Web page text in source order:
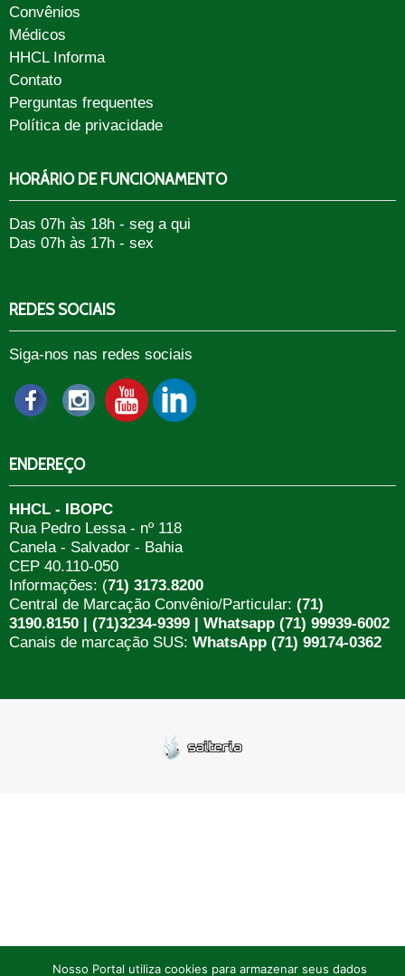
Convênios
Médicos
HHCL Informa
Contato
Perguntas frequentes
Política de privacidade
HORÁRIO DE FUNCIONAMENTO
Das 07h às 18h - seg a qui
Das 07h às 17h - sex
REDES SOCIAIS
Siga-nos nas redes sociais
ENDEREÇO
HHCL - IBOPC
Rua Pedro Lessa - nº 118
Canela - Salvador - Bahia
CEP 40.110-050
Informações: (71) 3173.8200
Central de Marcação Convênio/Particular: (71)
3190.8150 | (71)3234-9399 | Whatsapp (71) 99939-6002
Canais de marcação SUS: WhatsApp (71) 99174-0362
Nosso Portal utiliza cookies para armazenar seus dados